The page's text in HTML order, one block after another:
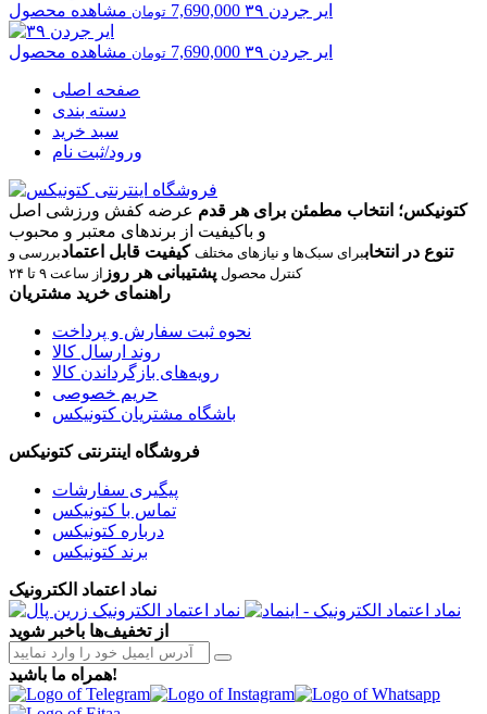
ایر جردن ۳۹ 7,690,000 تومان مشاهده محصول
ایر جردن ۳۹ 7,690,000 تومان مشاهده محصول
صفحه اصلی
دسته بندی
سبد خرید
ورود/ثبت نام
کتونیکس؛ انتخاب مطمئن برای هر قدم عرضه کفش ورزشی اصل
و باکیفیت از برندهای معتبر و محبوب
تنوع در انتخاببرای سبک‌ها و نیازهای مختلف کیفیت قابل اعتمادبررسی و
کنترل محصول پشتیبانی هر روز از ساعت ۹ تا ۲۴
راهنمای خرید مشتریان
نحوه ثبت سفارش و پرداخت
روند ارسال کالا
رویه‌های بازگرداندن کالا
حریم خصوصی
باشگاه مشتریان کتونیکس
فروشگاه اینترنتی کتونیکس
پیگیری سفارشات
تماس با کتونیکس
درباره کتونیکس
برند کتونیکس
نماد اعتماد الکترونیک
از تخفیف‌ها باخبر شوید
همراه ما باشید!